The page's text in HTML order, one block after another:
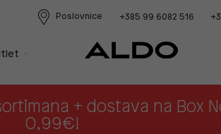
Poslovnice +385 99 6082 516
+ dostava na Box
0,99€!